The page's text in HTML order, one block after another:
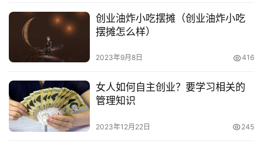
视
频
号
① 冷启动：
刚放出时没有什么自然播放量。明明会请好友帮忙
去推荐，请熟人帮忙、投币收藏等，这要看好友数量，和好
友粘性。
② 自然新增：
创业油炸小吃摆摊（创业油炸小吃
摆摊怎么样）
2023年9月8日 416
女人如何自主创业？要学习相关的
管理知识
2023年12月22日 245